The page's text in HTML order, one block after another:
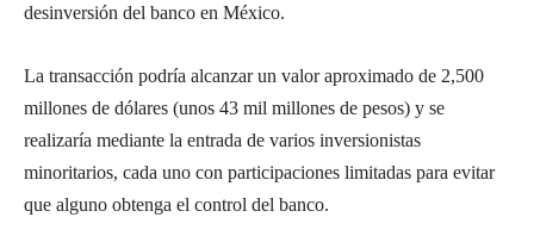
desinversión del banco en México.
La transacción podría alcanzar un valor aproximado de 2,500
millones de dólares (unos 43 mil millones de pesos) y se
realizaría mediante la entrada de varios inversionistas
minoritarios, cada uno con participaciones limitadas para evitar
que alguno obtenga el control del banco.